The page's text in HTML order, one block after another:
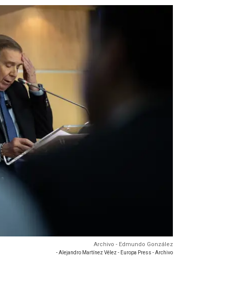
Archivo - Edmundo González
- Alejandro Martínez Vélez - Europa Press - Archivo